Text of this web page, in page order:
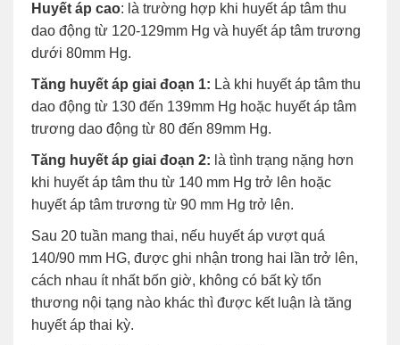
Huyết áp cao: là trường hợp khi huyết áp tâm thu
dao động từ 120-129mm Hg và huyết áp tâm trương
dưới 80mm Hg.
Tăng huyết áp giai đoạn 1: Là khi huyết áp tâm thu
dao động từ 130 đến 139mm Hg hoặc huyết áp tâm
trương dao động từ 80 đến 89mm Hg.
Tăng huyết áp giai đoạn 2: là tình trạng nặng hơn
khi huyết áp tâm thu từ 140 mm Hg trở lên hoặc
huyết áp tâm trương từ 90 mm Hg trở lên.
Sau 20 tuần mang thai, nếu huyết áp vượt quá
140/90 mm HG, được ghi nhận trong hai lần trở lên,
cách nhau ít nhất bốn giờ, không có bất kỳ tổn
thương nội tạng nào khác thì được kết luận là tăng
huyết áp thai kỳ.